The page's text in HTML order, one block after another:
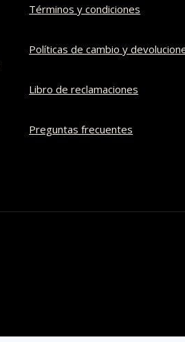
Términos y condiciones
Políticas de cambio y
Libro de reclamaciones
Preguntas frecuentes